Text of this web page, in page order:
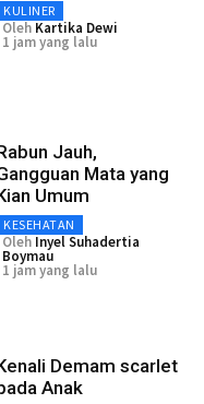
KULINER
Oleh Kartika Dewi
1 jam yang lalu
Jauh,
Mata yang
Umum
KESEHATAN
Oleh Inyel Suhadertia
Boymau
1 jam yang lalu
Demam scarlet
Anak